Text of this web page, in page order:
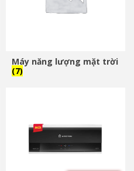
Máy năng lượng mặt trời
(7)